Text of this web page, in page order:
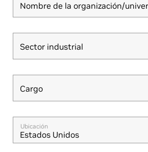
Nombre de la organización/
Sector industrial
Sector industrial
Cargo
Cargo
Ubicación
Estados Unidos